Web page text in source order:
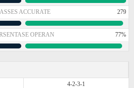
ACCURATE 279
OPERAN 77%
4-2-3-1